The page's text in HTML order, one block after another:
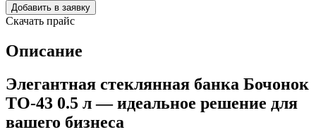
Добавить в заявку
Скачать прайс
Описание
Элегантная стеклянная банка Бочонок
ТО-43 0.5 л — идеальное решение для
вашего бизнеса